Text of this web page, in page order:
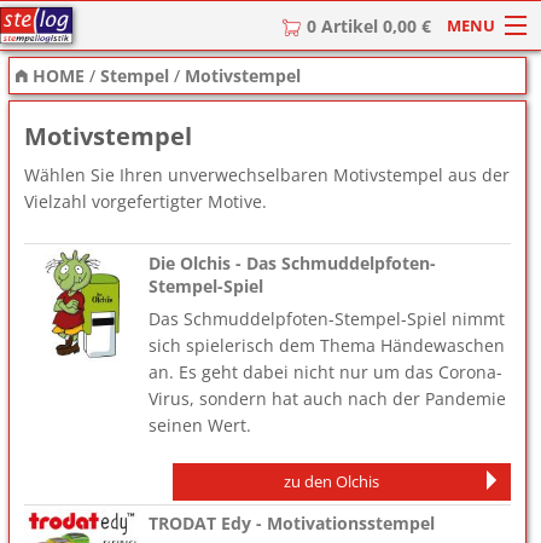
0 Artikel 0,00 € MENU
HOME
Stempel
Stempel-Textplatten
Stempelzubehör
HOME /Stempel / Motivstempel
Motivstempel
Wählen Sie Ihren unverwechselbaren Motivstempel aus der
Vielzahl vorgefertigter Motive.
Die Olchis - Das Schmuddelpfoten-
Stempel-Spiel
Das Schmuddelpfoten-Stempel-Spiel nimmt
sich spielerisch dem Thema Händewaschen
an. Es geht dabei nicht nur um das Corona-
Virus, sondern hat auch nach der Pandemie
seinen Wert.
zu den Olchis
TRODAT Edy - Motivationsstempel